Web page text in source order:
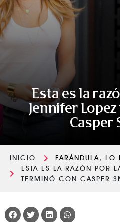
Esta es la
Jennifer
Casper
INICIO FARÁNDULA, LO
ESTA ES LA RAZÓN POR
TERMINÓ CON CASPER